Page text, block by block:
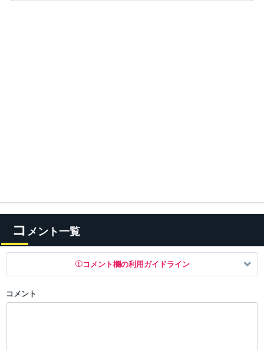
コ メント一覧
コメント欄の利用ガイドライン
以下の書き込みを禁止とし、場合によってはコメント削除や書き込み制
コメント